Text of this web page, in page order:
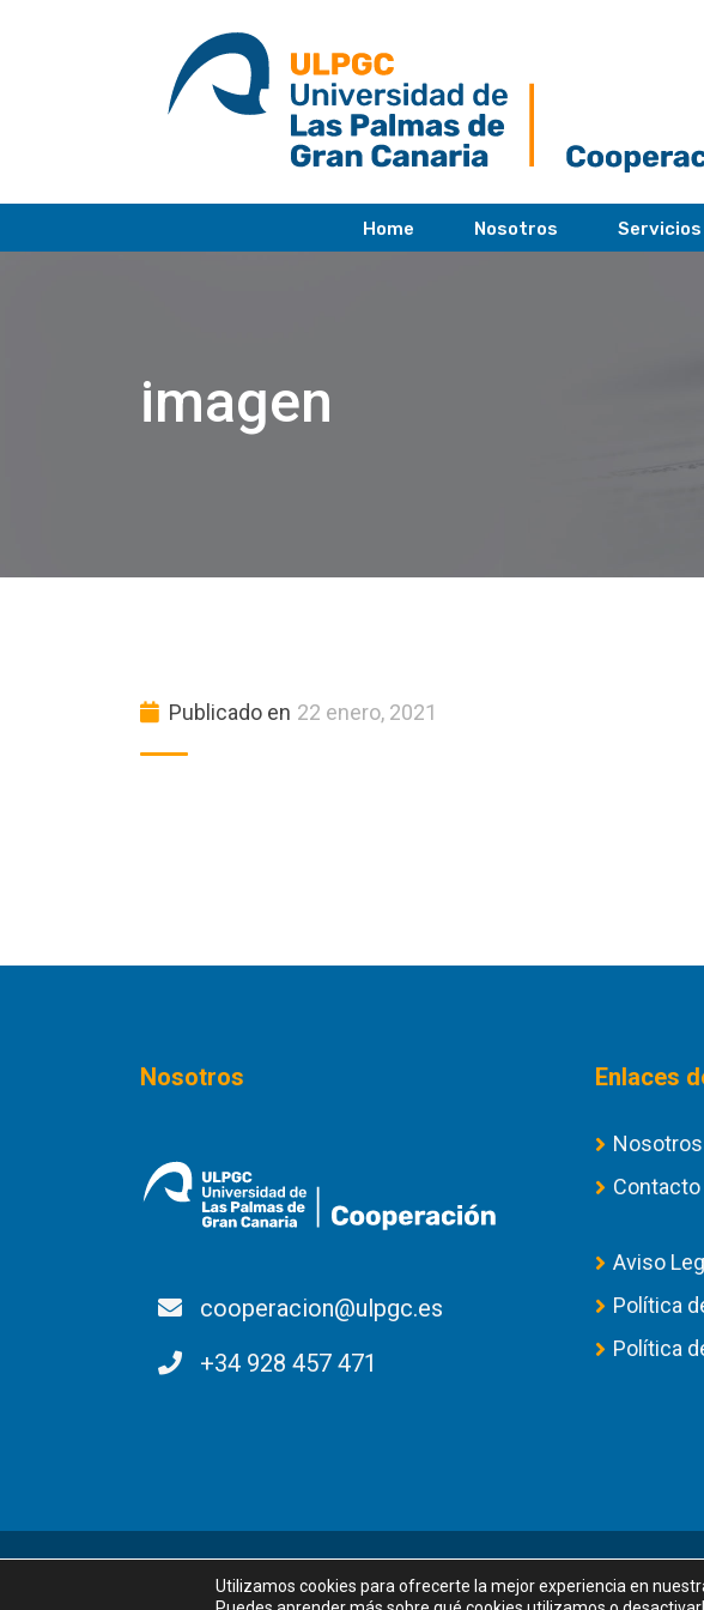
Home Nosotros Servicios
imagen
Publicado en 22 enero, 2021
Nosotros
cooperacion@ulpgc.es
+34 928 457 471
Enlaces
Nosotros
Contacto
Aviso
Política
Política
Universidad
Utilizamos cookies para ofrecerte la mejor experiencia en